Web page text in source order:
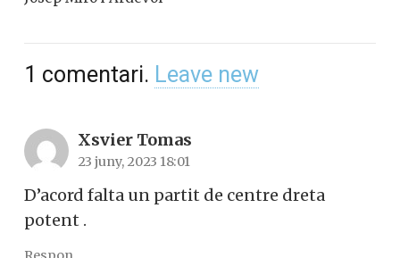
Josep Miró i Ardèvol
1comentari. Leave new
Xsvier Tomas
23 juny, 2023 18:01